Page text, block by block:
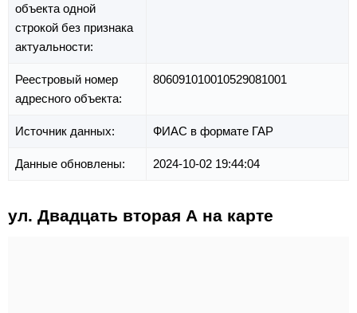
объекта одной
строкой без признака
актуальности:
Реестровый номер
адресного объекта:
806091010010529081001
Источник данных: ФИАС в формате ГАР
Данные обновлены: 2024-10-02 19:44:04
ул. Двадцать вторая А на карте